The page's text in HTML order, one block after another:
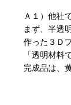
Ａ１）他社
まず、半透
作った３Ｄ
「透明材料
完成品は、